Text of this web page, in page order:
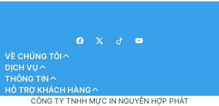
VỀ CHÚNG TÔI
DỊCH VỤ
THÔNG TIN
HỖ TRỢ KHÁCH HÀNG
CÔNG TY TNHH MỰC IN NGUYỄN HỢP PHÁT